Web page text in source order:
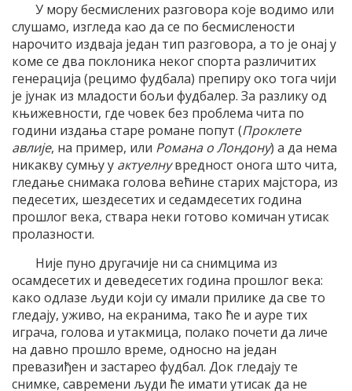
У мору бесмислених разговора које водимо или
слушамо, изгледа као да се по бесмислености
нарочито издваја један тип разговора, а то је онај у
коме се два поклоника неког спорта различитих
генерација (рецимо фудбала) препиру око тога чији
је јунак из младости бољи фудбалер. За разлику од
књижевности, где човек без проблема чита по
години издања старе романе попут (Проклете
авлије, на пример, или Романа о Лондону) а да нема
никакву сумњу у актуелнувредност онога што чита,
гледање снимака голова већине старих мајстора, из
педесетих, шездесетих и седамдесетих година
прошлог века, ствара неки готово комичан утисак
пролазности.
Није пуно другачије ни са снимцима из
осамдесетих и деведесетих година прошлог века:
како одлазе људи који су имали прилике да све то
гледају, уживо, на екранима, тако ће и ауре тих
играча, голова и утакмица, полако почети да личе
на давно прошло време, односно на један
превазиђен и застарео фудбал. Док гледају те
снимке, савремени људи ће имати утисак да не